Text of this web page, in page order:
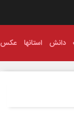
دانش استانها عکس